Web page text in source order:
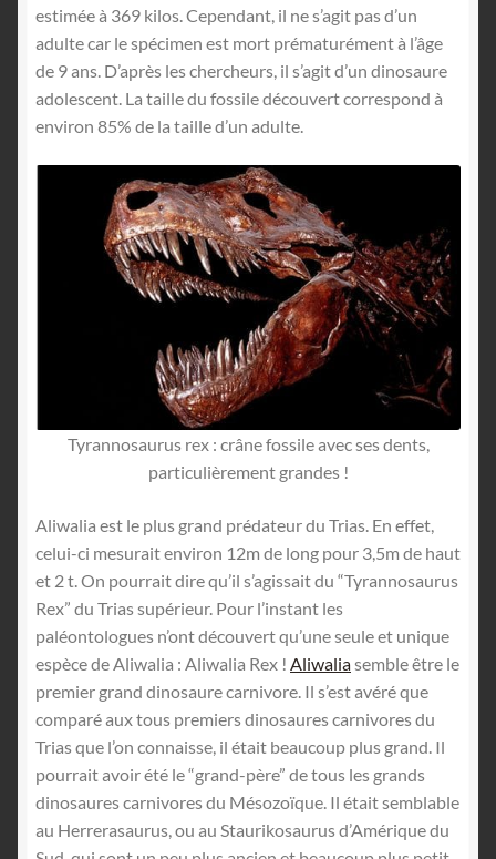
estimée à 369 kilos. Cependant, il ne s’agit pas d’un
adulte car le spécimen est mort prématurément à l’âge
de 9 ans. D’après les chercheurs, il s’agit d’un dinosaure
adolescent. La taille du fossile découvert correspond à
environ 85% de la taille d’un adulte.
Tyrannosaurus rex : crâne fossile avec ses dents,
particulièrement grandes !
Aliwalia est le plus grand prédateur du Trias. En effet,
celui-ci mesurait environ 12m de long pour 3,5m de haut
et 2 t. On pourrait dire qu’il s’agissait du “Tyrannosaurus
Rex” du Trias supérieur. Pour l’instant les
paléontologues n’ont découvert qu’une seule et unique
espèce de Aliwalia : Aliwalia Rex ! Aliwaliasemble être le
premier grand dinosaure carnivore. Il s’est avéré que
comparé aux tous premiers dinosaures carnivores du
Trias que l’on connaisse, il était beaucoup plus grand. Il
pourrait avoir été le “grand-père” de tous les grands
dinosaures carnivores du Mésozoïque. Il était semblable
au Herrerasaurus, ou au Staurikosaurus d’Amérique du